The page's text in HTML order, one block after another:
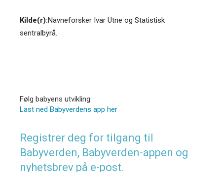
Kilde(r):Navneforsker Ivar Utne og Statistisk
sentralbyrå.
Følg babyens utvikling:
Last ned Babyverdens app her
Registrer deg for tilgang til
Babyverden, Babyverden-appen og
nyhetsbrev på e-post.